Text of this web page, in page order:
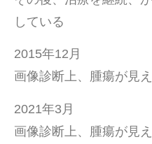
している
2015年12月
画像診断上、腫瘍が見
2021年3月
画像診断上、腫瘍が見